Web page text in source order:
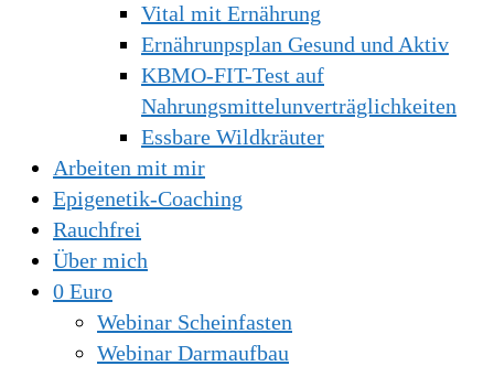
Vital mit Ernährung
Ernährunpsplan Gesund und Aktiv
KBMO-FIT-Test auf
Nahrungsmittelunverträglichkeiten
Essbare Wildkräuter
Arbeiten mit mir
Epigenetik-Coaching
Rauchfrei
Über mich
0 Euro
Webinar Scheinfasten
Webinar Darmaufbau